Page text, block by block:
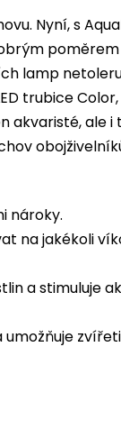
Nyní, s
lamp
trubice
akvaristé, ale i
nároky.
na jakékoli
a stimuluje